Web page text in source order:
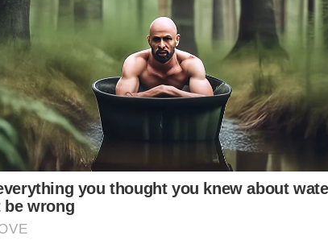
yang mempunyai tiga anak berusia antara dua
enam tahun kini berkhidmat sebagai
pelantar minyak sebuah syarikat milik
Syarikat di Arab Saudi sejak tiga tahun lalu.
Arab Saudi, dia pernah merasai
berkhidmat di negara China, Hong
Myanmar, Amerika Syarikat, Dubai.
Qamarul Auji, dari Kuala Terengganu
kini mampu berbangga apabila berjaya
syarikat kimpalan, perpaipan dan